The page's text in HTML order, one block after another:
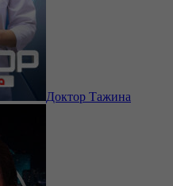
Доктор Тажина